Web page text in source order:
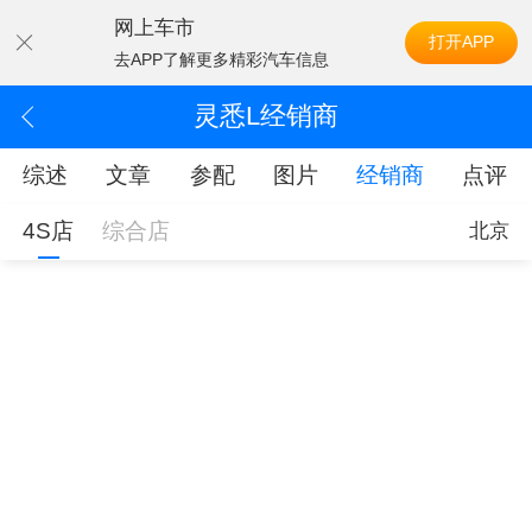
网上车市
去APP了解更多精彩汽车信息
打开APP
灵悉L经销商
综述 文章 参配 图片 经销商 点评
4S店 综合店 北京